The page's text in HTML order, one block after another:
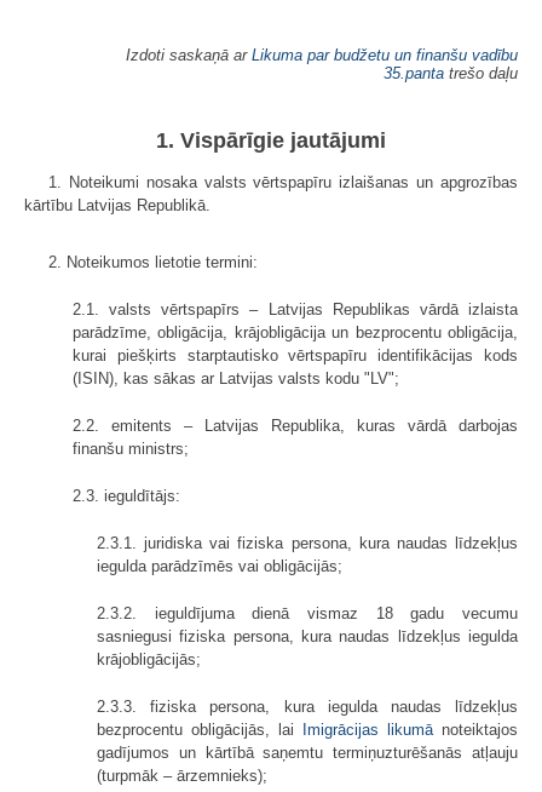
Izdoti saskaņā ar Likuma par budžetu un finanšu vadību
35.panta trešo daļu
1. Vispārīgie jautājumi
1. Noteikumi nosaka valsts vērtspapīru izlaišanas un apgrozības
kārtību Latvijas Republikā.
2. Noteikumos lietotie termini:
2.1. valsts vērtspapīrs – Latvijas Republikas vārdā izlaista
parādzīme, obligācija, krājobligācija un bezprocentu obligācija,
kurai piešķirts starptautisko vērtspapīru identifikācijas kods
(ISIN), kas sākas ar Latvijas valsts kodu "LV";
2.2. emitents – Latvijas Republika, kuras vārdā darbojas
finanšu ministrs;
2.3. ieguldītājs:
2.3.1. juridiska vai fiziska persona, kura naudas līdzekļus
iegulda parādzīmēs vai obligācijās;
2.3.2. ieguldījuma dienā vismaz 18 gadu vecumu
sasniegusi fiziska persona, kura naudas līdzekļus iegulda
krājobligācijās;
2.3.3. fiziska persona, kura iegulda naudas līdzekļus
bezprocentu obligācijās, lai Imigrācijas likumā noteiktajos
gadījumos un kārtībā saņemtu termiņuzturēšanās atļauju
(turpmāk – ārzemnieks);